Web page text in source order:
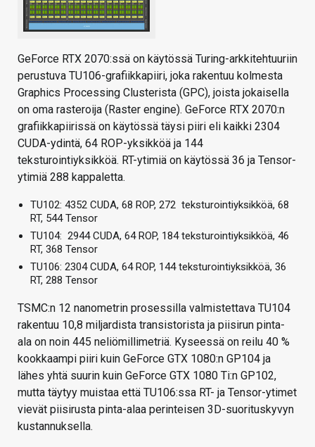
GeForce RTX 2070:ssä on käytössä Turing-arkkitehtuuriin
perustuva TU106-grafiikkapiiri, joka rakentuu kolmesta
Graphics Processing Clusterista (GPC), joista jokaisella
on oma rasteroija (Raster engine). GeForce RTX 2070:n
grafiikkapiirissä on käytössä täysi piiri eli kaikki 2304
CUDA-ydintä, 64 ROP-yksikköä ja 144
teksturointiyksikköä. RT-ytimiä on käytössä 36 ja Tensor-
ytimiä 288 kappaletta.
TU102: 4352 CUDA, 68 ROP, 272 teksturointiyksikköä, 68
RT, 544 Tensor
TU104: 2944 CUDA, 64 ROP, 184 teksturointiyksikköä, 46
RT, 368 Tensor
TU106: 2304 CUDA, 64 ROP, 144 teksturointiyksikköä, 36
RT, 288 Tensor
TSMC:n 12 nanometrin prosessilla valmistettava TU104
rakentuu 10,8 miljardista transistorista ja piisirun pinta-
ala on noin 445 neliömillimetriä. Kyseessä on reilu 40 %
kookkaampi piiri kuin GeForce GTX 1080:n GP104 ja
lähes yhtä suurin kuin GeForce GTX 1080 Ti:n GP102,
mutta täytyy muistaa että TU106:ssa RT- ja Tensor-ytimet
vievät piisirusta pinta-alaa perinteisen 3D-suorituskyvyn
kustannuksella.